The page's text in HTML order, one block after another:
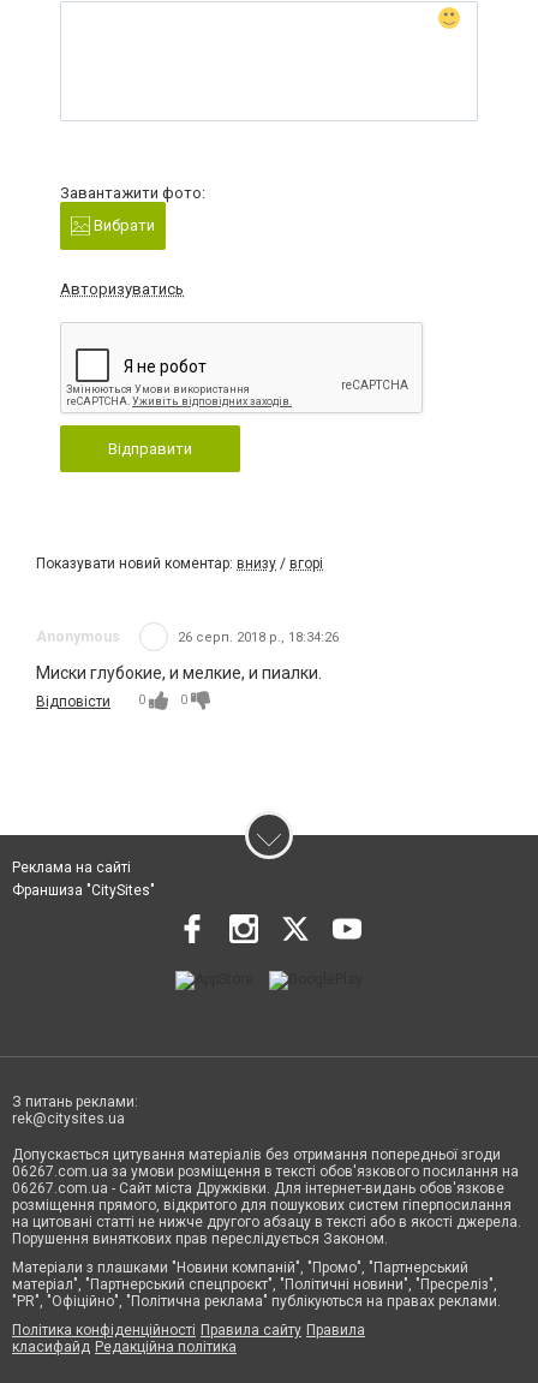
Завантажити фото:
Вибрати
Авторизуватись
Відправити
Показувати новий коментар: внизу / вгорі
Anonymous 26 серп. 2018 р., 18:34:26
Миски глубокие, и мелкие, и пиалки.
Відповісти 0 0
Реклама на сайті
Франшиза "CitySites"
З питань реклами:
rek@citysites.ua
Допускається цитування матеріалів без отримання попередньої згоди
06267.com.ua за умови розміщення в тексті обов'язкового посилання на
06267.com.ua - Сайт міста Дружківки. Для інтернет-видань обов'язкове
розміщення прямого, відкритого для пошукових систем гіперпосилання
на цитовані статті не нижче другого абзацу в тексті або в якості джерела.
Порушення виняткових прав переслідується Законом.
Матеріали з плашками "Новини компаній", "Промо", "Партнерський
матеріал", "Партнерський спецпроєкт", "Політичні новини", "Пресреліз",
"PR", "Офіційно", "Політична реклама" публікуються на правах реклами.
Політика конфіденційності Правила сайту Правила
класифайд Редакційна політика